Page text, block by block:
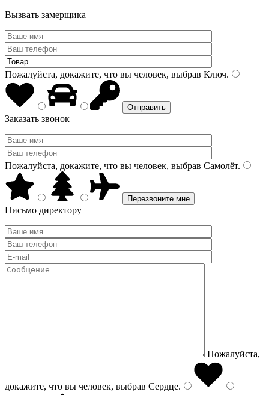
Вызвать замерщика
Пожалуйста, докажите, что вы человек, выбрав Ключ.
Заказать звонок
Пожалуйста, докажите, что вы человек, выбрав Самолёт.
Письмо директору
Пожалуйста,
докажите, что вы человек, выбрав Сердце.